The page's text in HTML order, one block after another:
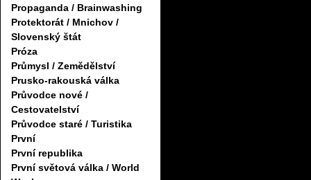
Propaganda / Brainwashing
Protektorát / Mnichov /
Slovenský štát
Próza
Průmysl / Zemědělství
Prusko-rakouská válka
Průvodce nové /
Cestovatelství
Průvodce staré / Turistika
První
První republika
První světová válka / World